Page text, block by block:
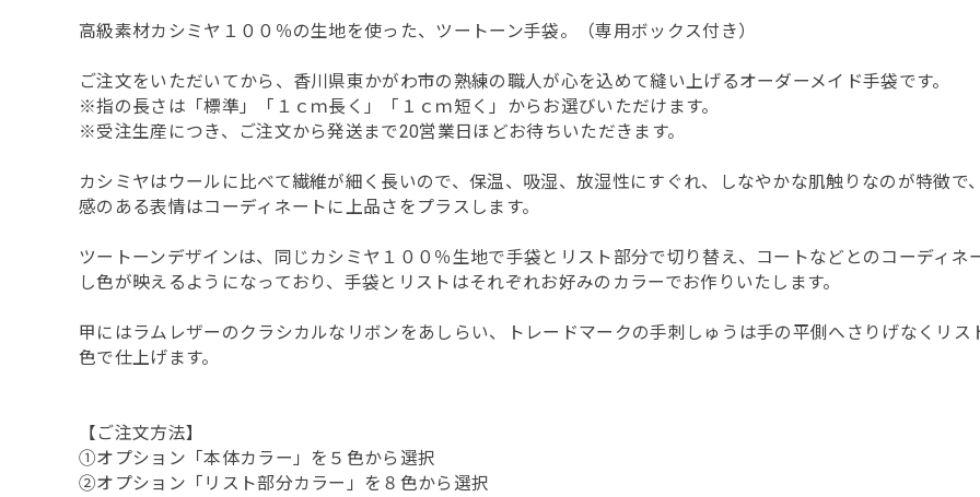
高級素材カシミヤ１００％の生地を使った、ツートーン手袋。（専用ボックス付き）
ご注文をいただいてから、香川県東かがわ市の熟練の職人が心を込めて縫い上げるオーダーメイド手袋です。
※指の長さは「標準」「１ｃｍ長く」「１ｃｍ短く」からお選びいただけます。
※受注生産につき、ご注文から発送まで20営業日ほどお待ちいただきます。
カシミヤはウールに比べて繊維が細く長いので、保温、吸湿、放湿性にすぐれ、しなやかな肌触りなのが特徴で
感のある表情はコーディネートに上品さをプラスします。
ツートーンデザインは、同じカシミヤ１００％生地で手袋とリスト部分で切り替え、コートなどとのコーディネ
し色が映えるようになっており、手袋とリストはそれぞれお好みのカラーでお作りいたします。
甲にはラムレザーのクラシカルなリボンをあしらい、トレードマークの手刺しゅうは手の平側へさりげなくリス
色で仕上げます。
【ご注文方法】
①オプション「本体カラー」を５色から選択
②オプション「リスト部分カラー」を８色から選択